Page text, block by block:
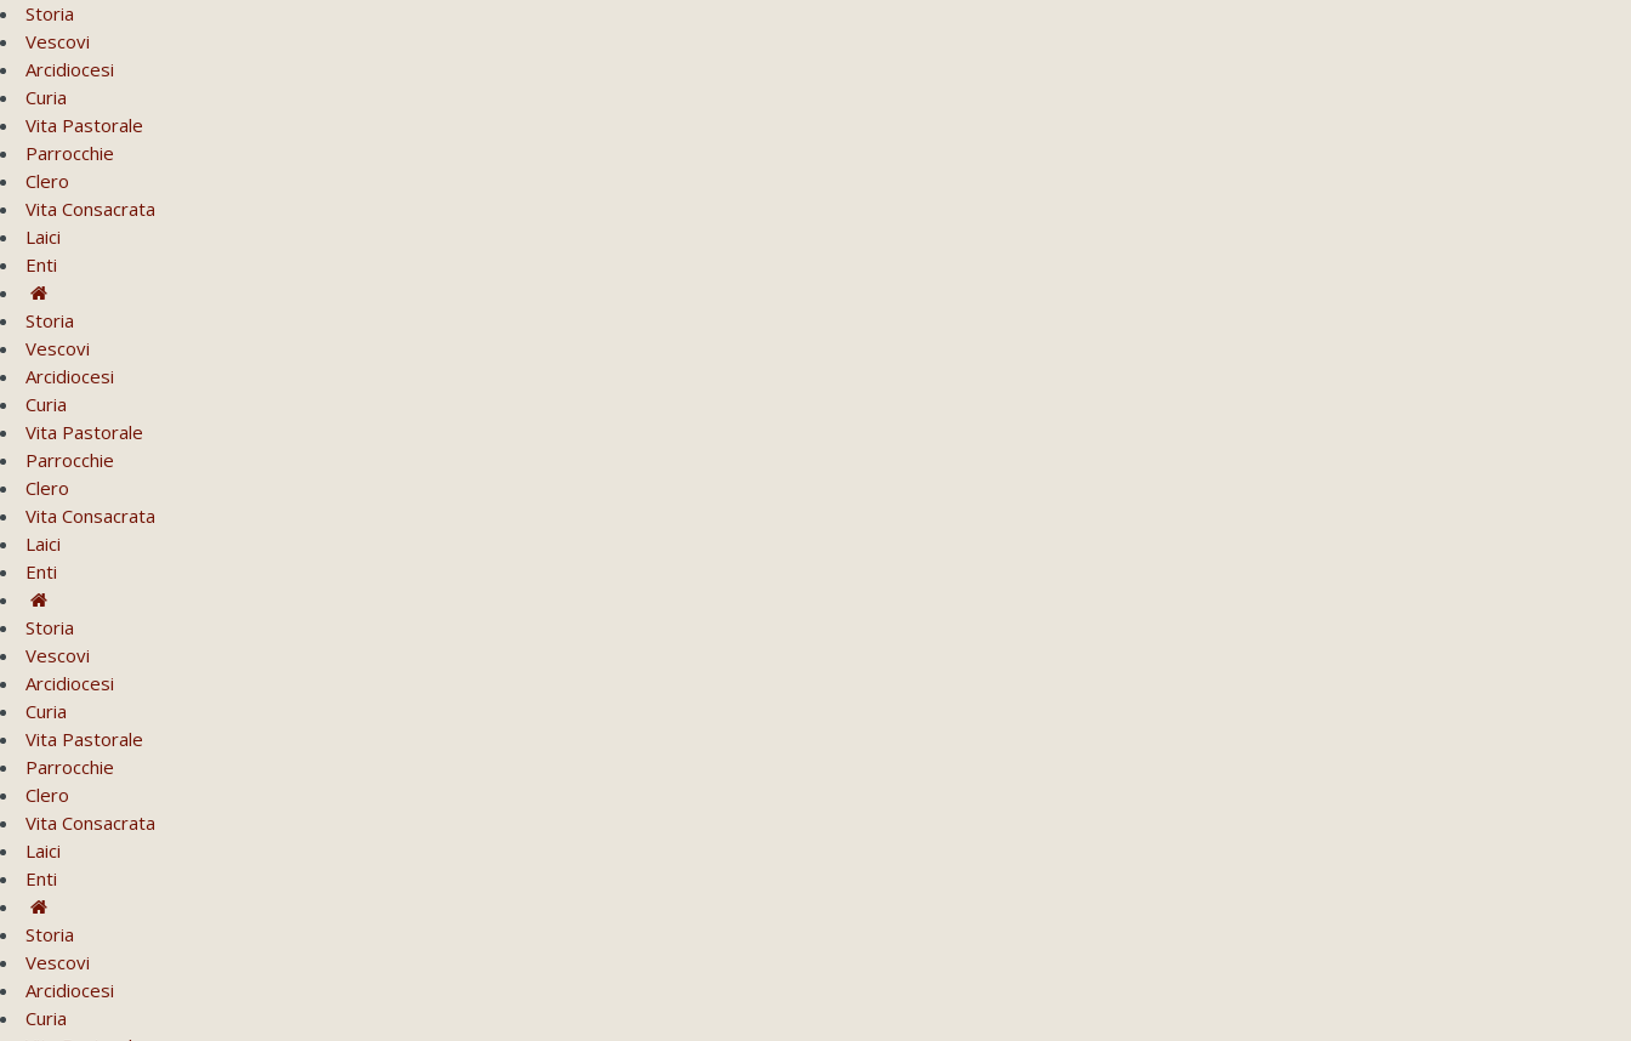
Storia
Vescovi
Arcidiocesi
Curia
Vita Pastorale
Parrocchie
Clero
Vita Consacrata
Laici
Enti
Storia
Vescovi
Arcidiocesi
Curia
Vita Pastorale
Parrocchie
Clero
Vita Consacrata
Laici
Enti
Storia
Vescovi
Arcidiocesi
Curia
Vita Pastorale
Parrocchie
Clero
Vita Consacrata
Laici
Enti
Storia
Vescovi
Arcidiocesi
Curia